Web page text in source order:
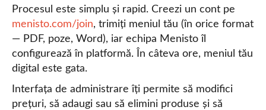
Procesul este simplu și rapid. Creezi un cont pe
menisto.com/join, trimiți meniul tău (în orice format
— PDF, poze, Word), iar echipa Menisto îl
configurează în platformă. În câteva ore, meniul tău
digital este gata.
Interfața de administrare îți permite să modifici
prețuri, să adaugi sau să elimini produse și să